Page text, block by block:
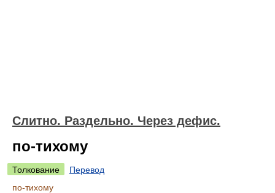
Слитно. Раздельно. Через дефис.
по-тихому
Толкование
Перевод
по-тихому